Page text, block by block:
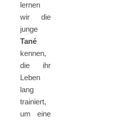
lernen
wir die
junge
Tané
kennen,
die ihr
Leben
lang
trainiert,
um eine